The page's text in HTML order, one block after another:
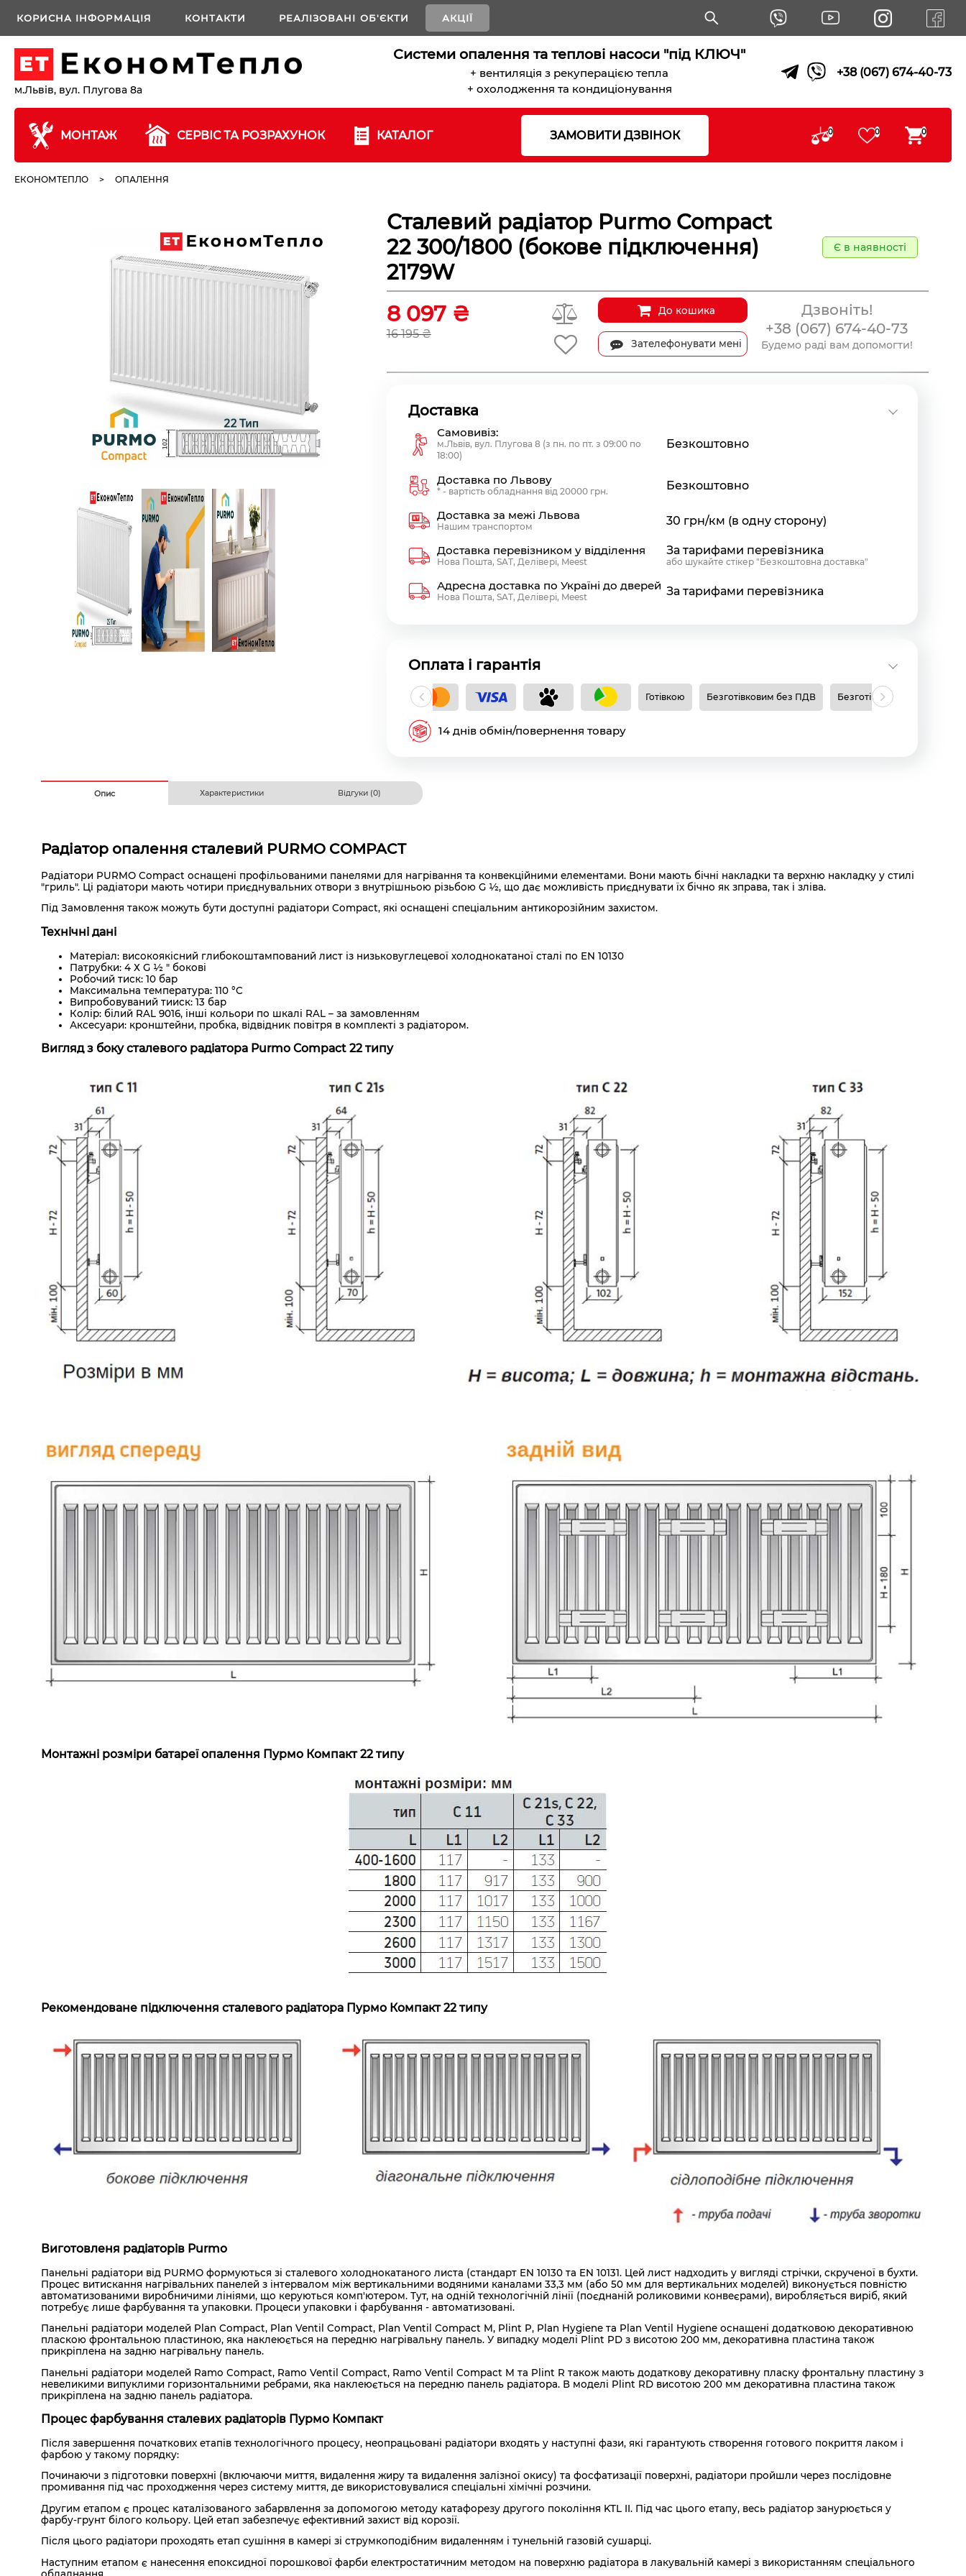
КОРИСНА ІНФОРМАЦІЯ КОНТАКТИ РЕАЛІЗОВАНІ ОБ'ЄКТИ АКЦІЇ
м.Львів, вул. Плугова 8а
Системи опалення та теплові насоси "під КЛЮЧ"
+ вентиляція з рекуперацією тепла
+ охолодження та кондиціонування
+38 (067) 674-40-73
МОНТАЖ СЕРВІС ТА РОЗРАХУНОК КАТАЛОГ ЗАМОВИТИ ДЗВІНОК 0 0 0
ЕКОНОМТЕПЛО > ОПАЛЕННЯ
Сталевий радіатор Purmo Compact
22 300/1800 (бокове підключення)
2179W
Є в наявності
8 097 ₴
16 195 ₴
До кошика
Зателефонувати мені
Дзвоніть!
+38 (067) 674-40-73
Будемо раді вам допомогти!
Доставка
Самовивіз:
м.Львів, вул. Плугова 8 (з пн. по пт. з 09:00 по
18:00)
Безкоштовно
Доставка по Львову
* - вартість обладнання від 20000 грн. Безкоштовно
Доставка за межі Львова
Нашим транспортом 30 грн/км (в одну сторону)
Доставка перевізником у відділення
Нова Пошта, SAT, Делівері, Meest
За тарифами перевізника
або шукайте стікер "Безкоштовна доставка"
Адресна доставка по Україні до дверей
Нова Пошта, SAT, Делівері, Meest За тарифами перевізника
Оплата і гарантія
Готівкою Безготівковим без ПДВ Безготівковим з ПДВ
14 днів обмін/повернення товару
Опис Характеристики Відгуки (0)
Радіатор опалення сталевий PURMO COMPACT
Радіатори PURMO Compact оснащені профільованими панелями для нагрівання та конвекційними елементами. Вони мають бічні накладки та верхню накладку у стилі
"гриль". Ці радіатори мають чотири приєднувальних отвори з внутрішньою різьбою G ½, що дає можливість приєднувати їх бічно як зправа, так і зліва.
Під Замовлення також можуть бути доступні радіатори Compact, які оснащені спеціальним антикорозійним захистом.
Технічні дані
Матеріал: високоякісний глибокоштампований лист із низьковуглецевої холоднокатаної сталі по EN 10130
Патрубки: 4 Х G ½ " бокові
Робочий тиск: 10 бар
Максимальна температура: 110 °C
Випробовуваний тииск: 13 бар
Колір: білий RAL 9016, інші кольори по шкалі RAL – за замовленням
Аксесуари: кронштейни, пробка, відвідник повітря в комплекті з радіатором.
Вигляд з боку сталевого радіатора Purmo Compact 22 типу
Монтажні розміри батареї опалення Пурмо Компакт 22 типу
Рекомендоване підключення сталевого радіатора Пурмо Компакт 22 типу
Виготовленя радіаторів Purmo
Панельні радіатори від PURMO формуються зі сталевого холоднокатаного листа (стандарт EN 10130 та EN 10131. Цей лист надходить у вигляді стрічки, скрученої в бухти.
Процес витискання нагрівальних панелей з інтервалом між вертикальними водяними каналами 33,3 мм (або 50 мм для вертикальних моделей) виконується повністю
автоматизованими виробничими лініями, що керуються комп'ютером. Тут, на одній технологічній лінії (поєднаній роликовими конвеєрами), виробляється виріб, який
потребує лише фарбування та упаковки. Процеси упаковки і фарбування - автоматизовані.
Панельні радіатори моделей Plan Compact, Plan Ventil Compact, Plan Ventil Compact M, Plint P, Plan Hygiene та Plan Ventil Hygiene оснащені додатковою декоративною
пласкою фронтальною пластиною, яка наклеюється на передню нагрівальну панель. У випадку моделі Plint PD з висотою 200 мм, декоративна пластина також
прикріплена на задню нагрівальну панель.
Панельні радіатори моделей Ramo Compact, Ramo Ventil Compact, Ramo Ventil Compact M та Plint R також мають додаткову декоративну пласку фронтальну пластину з
невеликими випуклими горизонтальними ребрами, яка наклеюється на передню панель радіатора. В моделі Plint RD висотою 200 мм декоративна пластина також
прикріплена на задню панель радіатора.
Процес фарбування сталевих радіаторів Пурмо Компакт
Після завершення початкових етапів технологічного процесу, неопрацьовані радіатори входять у наступні фази, які гарантують створення готового покриття лаком і
фарбою у такому порядку:
Починаючи з підготовки поверхні (включаючи миття, видалення жиру та видалення залізної окису) та фосфатизації поверхні, радіатори пройшли через послідовне
промивання під час проходження через систему миття, де використовувалися спеціальні хімічні розчини.
Другим етапом є процес каталізованого забарвлення за допомогою методу катафорезу другого покоління KTL II. Під час цього етапу, весь радіатор занурюється у
фарбу-грунт білого кольору. Цей етап забезпечує ефективний захист від корозії.
Після цього радіатори проходять етап сушіння в камері зі струмкоподібним видаленням і тунельній газовій сушарці.
Наступним етапом є нанесення епоксидної порошкової фарби електростатичним методом на поверхню радіатора в лакувальній камері з використанням спеціального
обладнання.